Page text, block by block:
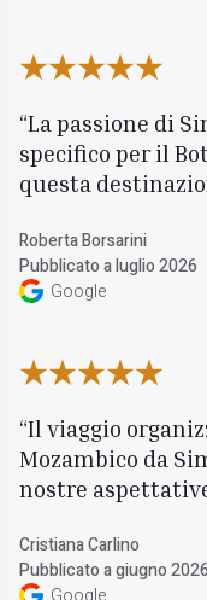
La passione di
specifico per il
questa
Roberta Borsarini
Pubblicato a luglio 2026
Google
Il viaggio
Mozambico da
nostre
Cristiana Carlino
Pubblicato a giugno 2026